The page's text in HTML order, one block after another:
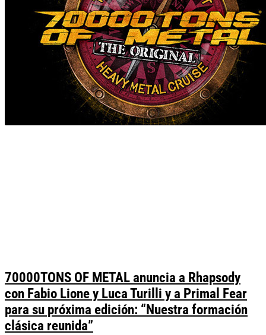
70000TONS OF METAL anuncia a Rhapsody
con Fabio Lione y Luca Turilli y a Primal Fear
para su próxima edición: “Nuestra formación
clásica reunida”